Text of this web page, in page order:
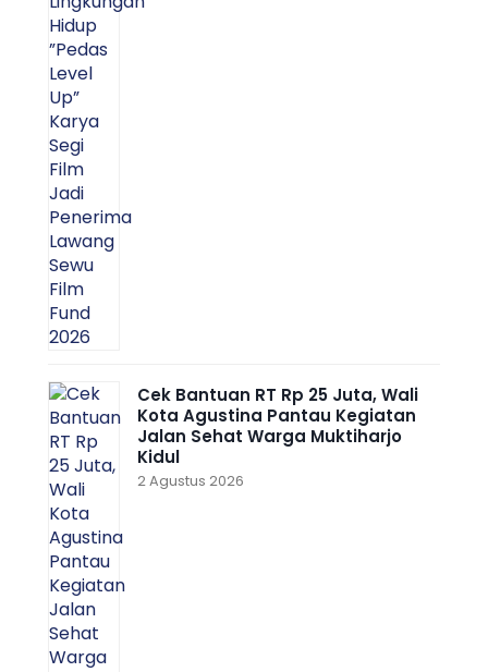
Cek Bantuan RT Rp 25 Juta, Wali
Kota Agustina Pantau Kegiatan
Jalan Sehat Warga Muktiharjo
Kidul
2 Agustus 2026